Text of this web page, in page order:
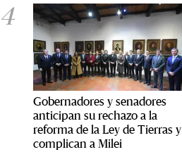
4
Gobernadores y senadores
anticipan su rechazo a la
reforma de la Ley de Tierras y
complican a Milei